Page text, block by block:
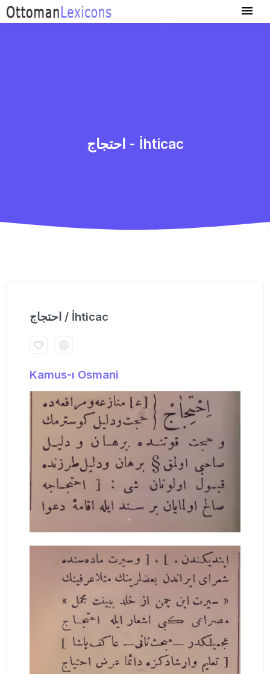
احتجاج - İhticac
احتجاج / İhticac
Kamus-ı Osmani